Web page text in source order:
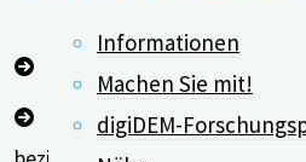
Informationen
Machen Sie mit!
digiDEM-
Da sich der Test auf den